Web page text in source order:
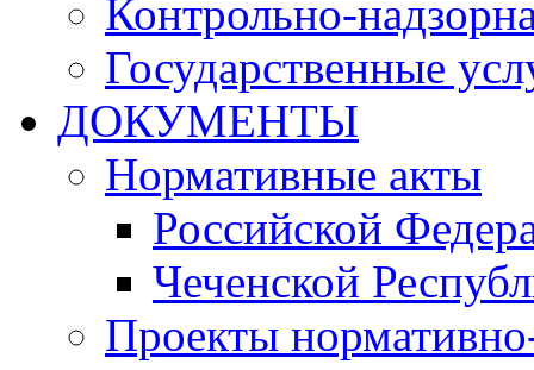
Контрольно-
Государственные
ДОКУМЕНТЫ
Нормативные акты
Российской
Чеченской
Проекты